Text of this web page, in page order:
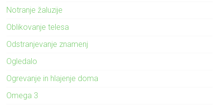
Notranje žaluzije
Oblikovanje telesa
Odstranjevanje znamenj
Ogledalo
Ogrevanje in hlajenje doma
Omega 3